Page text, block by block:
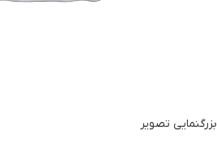
بزرگنمایی تصویر